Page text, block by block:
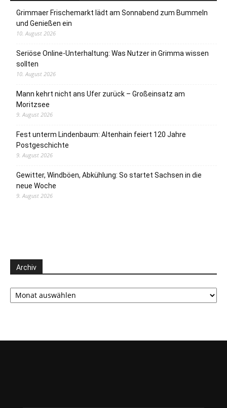
Grimmaer Frischemarkt lädt am Sonnabend zum Bummeln
und Genießen ein
10. August 2026
Seriöse Online-Unterhaltung: Was Nutzer in Grimma wissen
sollten
10. August 2026
Mann kehrt nicht ans Ufer zurück – Großeinsatz am
Moritzsee
9. August 2026
Fest unterm Lindenbaum: Altenhain feiert 120 Jahre
Postgeschichte
9. August 2026
Gewitter, Windböen, Abkühlung: So startet Sachsen in die
neue Woche
9. August 2026
Archiv
Archiv